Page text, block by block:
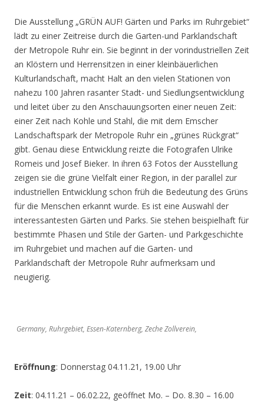
Die Ausstellung „GRÜN AUF! Gärten und Parks im Ruhrgebiet“
lädt zu einer Zeitreise durch die Garten-und Parklandschaft
der Metropole Ruhr ein. Sie beginnt in der vorindustriellen Zeit
an Klöstern und Herrensitzen in einer kleinbäuerlichen
Kulturlandschaft, macht Halt an den vielen Stationen von
nahezu 100 Jahren rasanter Stadt- und Siedlungsentwicklung
und leitet über zu den Anschauungsorten einer neuen Zeit:
einer Zeit nach Kohle und Stahl, die mit dem Emscher
Landschaftspark der Metropole Ruhr ein „grünes Rückgrat“
gibt. Genau diese Entwicklung reizte die Fotografen Ulrike
Romeis und Josef Bieker. In ihren 63 Fotos der Ausstellung
zeigen sie die grüne Vielfalt einer Region, in der parallel zur
industriellen Entwicklung schon früh die Bedeutung des Grüns
für die Menschen erkannt wurde. Es ist eine Auswahl der
interessantesten Gärten und Parks. Sie stehen beispielhaft für
bestimmte Phasen und Stile der Garten- und Parkgeschichte
im Ruhrgebiet und machen auf die Garten- und
Parklandschaft der Metropole Ruhr aufmerksam und
neugierig.
Germany, Ruhrgebiet, Essen-Katernberg, Zeche Zollverein,
Eröffnung: Donnerstag 04.11.21, 19.00 Uhr
Zeit: 04.11.21 – 06.02.22, geöffnet Mo. – Do. 8.30 – 16.00